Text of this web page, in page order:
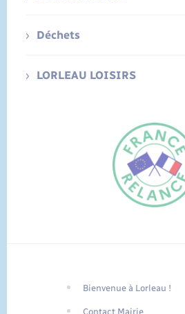
FR
Déchets
LORLEAU LOISIRS
Bienvenue à Lorleau !
Contact Mairie